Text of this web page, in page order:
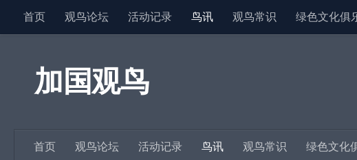
Skip to content
首页 观鸟论坛 活动记录 鸟讯 观鸟常识 绿色文化俱
加国观鸟
首页 观鸟论坛 活动记录 鸟讯 观鸟常识 绿色文化